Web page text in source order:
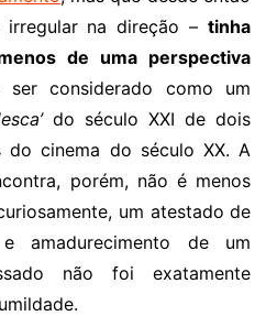
irregular na direção –tinha
de uma perspectiva
ser considerado como um
do século XXI de dois
do cinema do século XX. A
porém, não é menos
um atestado de
amadurecimento de um
não foi exatamente